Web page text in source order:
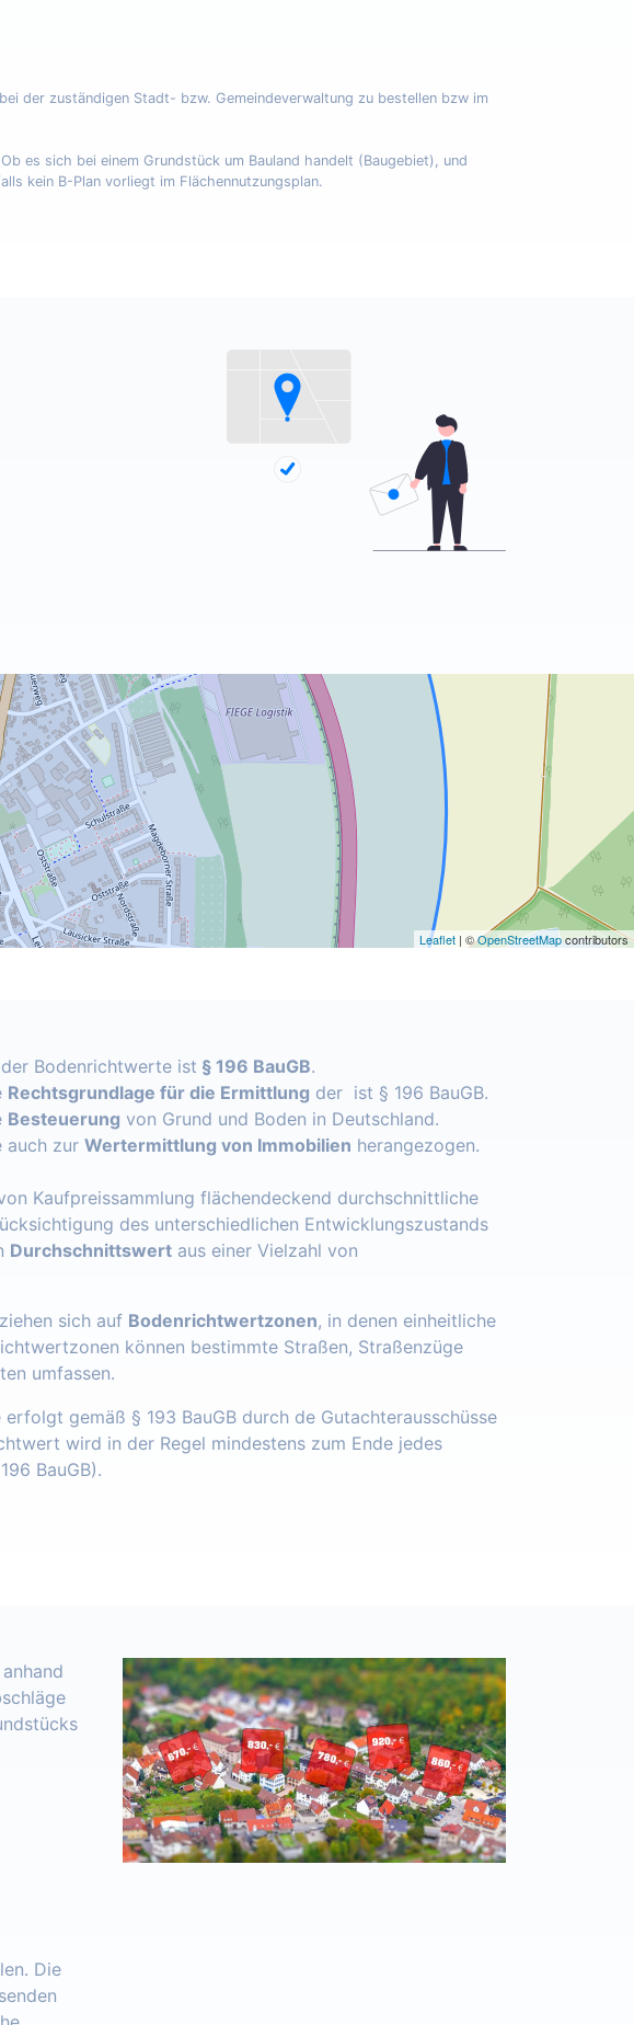
der zuständigen Stadt- bzw. Gemeindeverwaltung zu bestellen bzw im
es sich bei einem Grundstück um Bauland handelt (Baugebiet), und
kein B-Plan vorliegt im Flächennutzungsplan.
Leaflet | ©OpenStreetMapcontributors
Bodenrichtwerte ist § 196 BauGB.
Rechtsgrundlage für die Ermittlung der ist § 196 BauGB.
Besteuerung von Grund und Boden in Deutschland.
auch zur Wertermittlung von Immobilien herangezogen.
Kaufpreissammlung flächendeckend durchschnittliche
des unterschiedlichen Entwicklungszustands
Durchschnittswert aus einer Vielzahl von
sich auf Bodenrichtwertzonen, in denen einheitliche
können bestimmte Straßen, Straßenzüge
umfassen.
gemäß § 193 BauGB durch de Gutachterausschüsse
wird in der Regel mindestens zum Ende jedes
BauGB).
anhand
Die